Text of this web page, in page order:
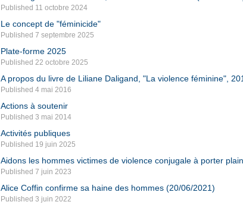
Published 11 octobre 2024
Le concept de "féminicide"
Published 7 septembre 2025
Plate-forme 2025
Published 22 octobre 2025
A propos du livre de Liliane Daligand, "La violence féminine",
Published 4 mai 2016
Actions à soutenir
Published 3 mai 2014
Activités publiques
Published 19 juin 2025
Aidons les hommes victimes de violence conjugale à porter
Published 7 juin 2023
Alice Coffin confirme sa haine des hommes (20/06/2021)
Published 3 juin 2022